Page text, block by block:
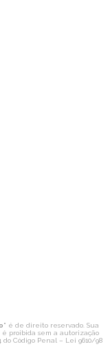
" é de direito reservado. Sua
é proibida sem a autorização
Código Penal – Lei 9610/98